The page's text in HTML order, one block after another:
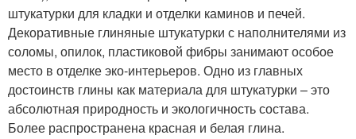
штукатурки для кладки и отделки каминов и печей.
Декоративные глиняные штукатурки с наполнителями из
соломы, опилок, пластиковой фибры занимают особое
место в отделке эко-интерьеров. Одно из главных
достоинств глины как материала для штукатурки – это
абсолютная природность и экологичность состава.
Более распространена красная и белая глина.